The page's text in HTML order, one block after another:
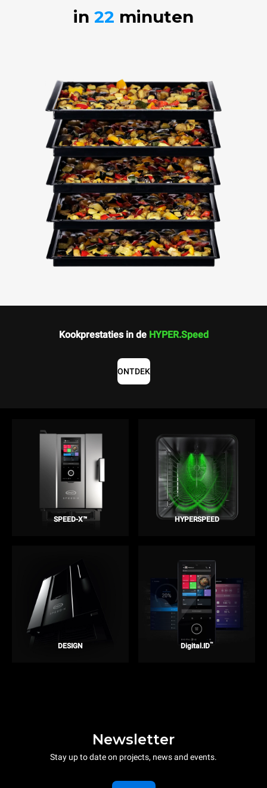
in 22 minuten
Kookprestaties in de HYPER.Speed
ONTDEK
SPEED-X™ HYPERSPEED
DESIGN Digital.ID™
Newsletter
Stay up to date on projects, news and events.